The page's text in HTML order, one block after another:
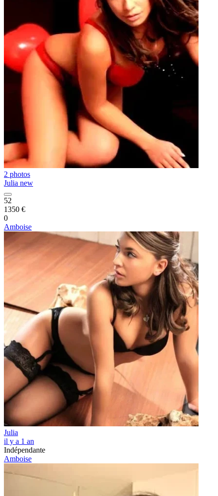
2 photos
Julia new
52
1350 €
0
Amboise
Julia
il y a 1 an
Indépendante
Amboise